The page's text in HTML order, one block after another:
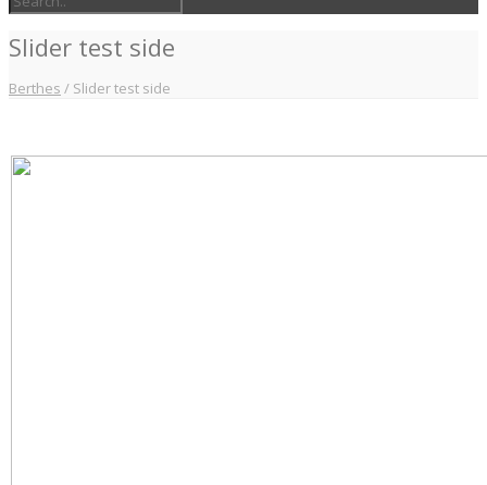
Slider test side
Berthes / Slider test side